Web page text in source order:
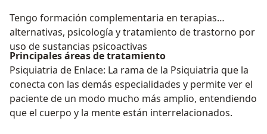
Tengo formación complementaria en terapias
alternativas, psicología y tratamiento de trastorno por
uso de sustancias psicoactivas
Principales áreas de tratamiento
Psiquiatria de Enlace: La rama de la Psiquiatria que la
conecta con las demás especialidades y permite ver el
paciente de un modo mucho más amplio, entendiendo
que el cuerpo y la mente están interrelacionados.